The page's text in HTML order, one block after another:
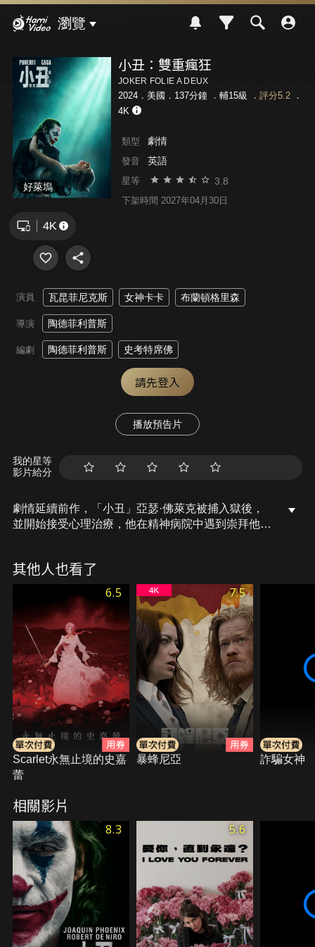
瀏覽
好萊塢
小丑：雙重瘋狂
JOKER FOLIE A DEUX
2024．美國．137分鐘 ． 輔15級 ． 評分5.2．
4K
類型 劇情
發音 英語
星等 3.8
下架時間 2027年04月30日
演員 瓦昆菲尼克斯 女神卡卡 布蘭頓格里森
導演 陶德菲利普斯
編劇 陶德菲利普斯 史考特席佛
請先登入
播放預告片
我的星等
影片給分
劇情延續前作，「小丑」亞瑟·佛萊克被捕入獄後，
並開始接受心理治療，他在精神病院中遇到崇拜他的
其他人也看了
6.5
Scarlet永無止境的史嘉
蕾
7.5
暴蜂尼亞 詐騙女神
相關影片
8.3 5.6